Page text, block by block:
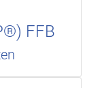
FFB